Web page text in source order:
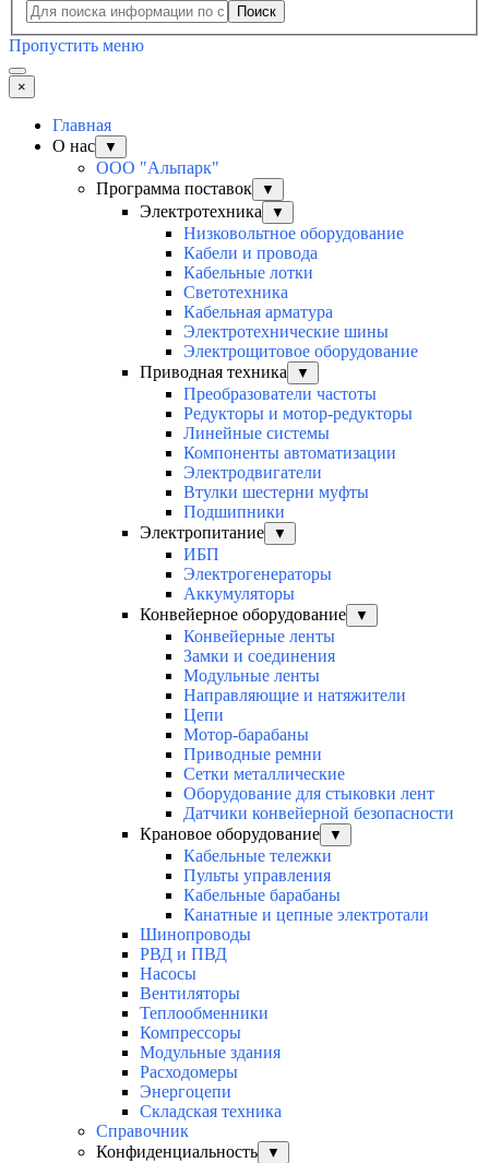
Поиск
Пропустить меню
×
Главная
О нас
▼
ООО "Альпарк"
Программа поставок
▼
Электротехника ▼
Низковольтное оборудование
Кабели и провода
Кабельные лотки
Светотехника
Кабельная арматура
Электротехнические шины
Электрощитовое оборудование
Приводная техника
▼
Преобразователи частоты
Редукторы и мотор-редукторы
Линейные системы
Компоненты автоматизации
Электродвигатели
Втулки шестерни муфты
Подшипники
Электропитание
▼
ИБП
Электрогенераторы
Аккумуляторы
Конвейерное оборудование
▼
Конвейерные ленты
Замки и соединения
Модульные ленты
Направляющие и натяжители
Цепи
Мотор-барабаны
Приводные ремни
Сетки металлические
Оборудование для стыковки лент
Датчики конвейерной безопасности
Крановое оборудование
▼
Кабельные тележки
Пульты управления
Кабельные барабаны
Канатные и цепные электротали
Шинопроводы
РВД и ПВД
Насосы
Вентиляторы
Теплообменники
Компрессоры
Модульные здания
Расходомеры
Энергоцепи
Складская техника
Справочник
Конфиденциальность
▼